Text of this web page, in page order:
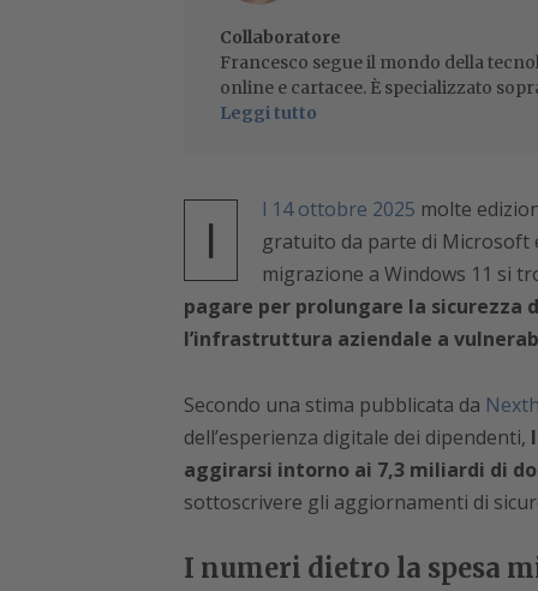
Collaboratore
Francesco segue il mondo della
online e cartacee. È specializzato
Leggi tutto
I l 14 ottobre 2025 molte
gratuito da parte di Microsoft
migrazione a Windows 11 si
pagare per prolungare la sicurezza
l’infrastruttura aziendale a
Secondo una stima pubblicata da
dell’esperienza digitale dei dipendenti,
aggirarsi intorno ai 7,3 miliardi di
sottoscrivere gli aggiornamenti di
I numeri dietro la spesa